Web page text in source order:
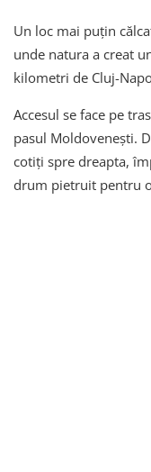
Un loc mai puțin
unde natura a creat
kilometri de Cluj-
Accesul se face pe
pasul Moldovenești.
cotiți spre dreapta,
drum pietruit pentru